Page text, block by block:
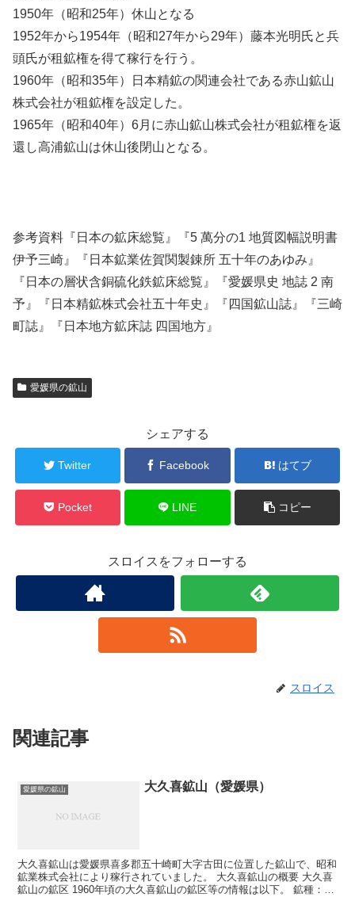
1950年（昭和25年）休山となる
1952年から1954年（昭和27年から29年）藤本光明氏と兵
頭氏が租鉱権を得て稼行を行う。
1960年（昭和35年）日本精鉱の関連会社である赤山鉱山
株式会社が租鉱権を設定した。
1965年（昭和40年）6月に赤山鉱山株式会社が租鉱権を返
還し高浦鉱山は休山後閉山となる。
参考資料『日本の鉱床総覧』『5 萬分の1 地質図幅説明書
伊予三崎』『日本鉱業佐賀関製錬所 五十年のあゆみ』
『日本の層状含銅硫化鉄鉱床総覧』『愛媛県史 地誌 2 南
予』『日本精鉱株式会社五十年史』『四国鉱山誌』『三崎
町誌』『日本地方鉱床誌 四国地方』
愛媛県の鉱山
シェアする
Twitter Facebook はてブ
Pocket LINE コピー
スロイスをフォローする
スロイス
関連記事
愛媛県の鉱山 大久喜鉱山（愛媛県）
大久喜鉱山は愛媛県喜多郡五十崎町大字古田に位置した鉱山で、昭和
鉱業株式会社により稼行されていました。 大久喜鉱山の概要 大久喜
鉱山の鉱区 1960年頃の大久喜鉱山の鉱区等の情報は以下。 鉱種：